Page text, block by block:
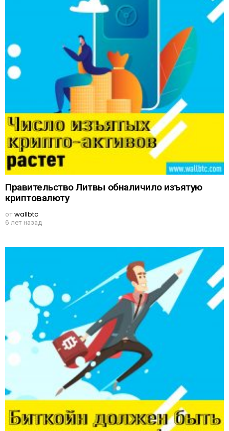
Правительство Литвы обналичило изъятую
криптовалюту
отwallbtc
6 лет назад